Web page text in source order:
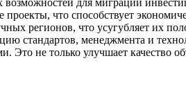
для миграции
что способствует
регионов, что усугубляет их
стандартов, менеджмента и
Это не только улучшает качество